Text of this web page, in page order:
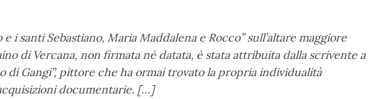
i santi Sebastiano, Maria Maddalena e Rocco” sull’altare maggiore
di Vercana, non firmata né datata, è stata attribuita dalla scrivente a
di Gangi”, pittore che ha ormai trovato la propria individualità
documentarie. […]